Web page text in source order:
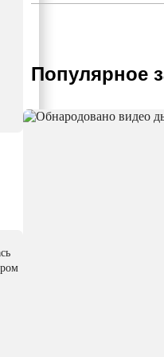
Популярное